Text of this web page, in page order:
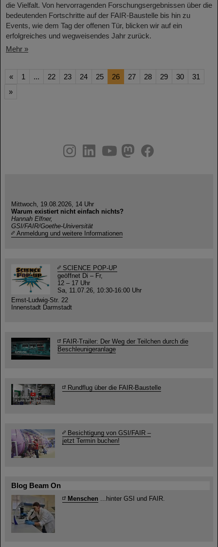
die Vielfalt. Von hervorragenden Forschungsergebnissen über die
bedeutenden Fortschritte auf der FAIR-Baustelle bis hin zu
Events, wie dem Tag der offenen Tür, blicken wir auf ein
erfolgreiches und wegweisendes Jahr zurück.
Mehr »
« 1 ... 22 23 24 25 26 27 28 29 30
31
»
youtube
helmholtz.social
facebook
Mittwoch, 19.08.2026, 14 Uhr
Warum existiert nicht einfach nichts?
Hannah Elfner,
GSI/FAIR/Goethe-Universität
Anmeldung und weitere Informationen
SCIENCE POP-UP
geöffnet Di – Fr,
12 – 17 Uhr
Sa, 11.07.26, 10:30-16:00 Uhr
Ernst-Ludwig-Str. 22
Innenstadt Darmstadt
FAIR-Trailer: Der Weg der Teilchen durch die
Beschleunigeranlage
Rundflug über die FAIR-Baustelle
Besichtigung von GSI/FAIR –
jetzt Termin buchen!
Blog Beam On
Menschen ...hinter GSI und FAIR.